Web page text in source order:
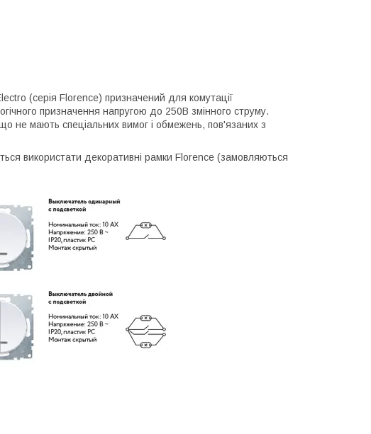
(серія Florence) призначений для комутації
призначення напругою до 250В змінного струму.
не мають спеціальних вимог і обмежень, пов'язаних з
використати декоративні рамки Florence (замовляються